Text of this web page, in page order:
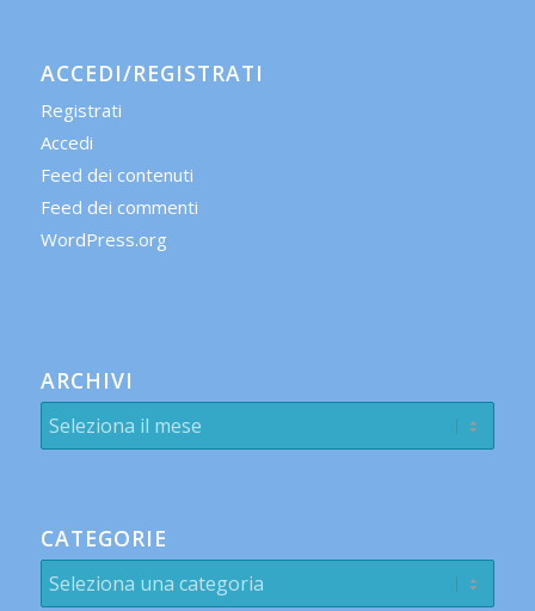
ACCEDI/REGISTRATI
Registrati
Accedi
Feed dei contenuti
Feed dei commenti
WordPress.org
ARCHIVI
CATEGORIE
Categorie